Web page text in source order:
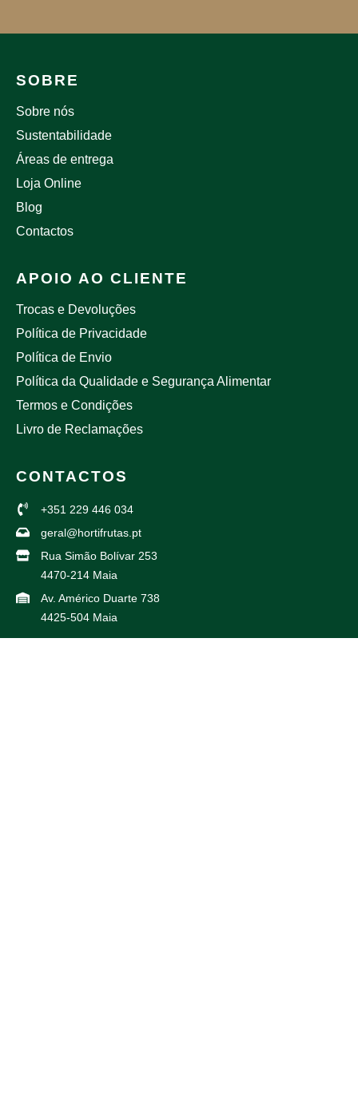
SOBRE
Sobre nós
Sustentabilidade
Áreas de entrega
Loja Online
Blog
Contactos
APOIO AO CLIENTE
Trocas e Devoluções
Política de Privacidade
Política de Envio
Política da Qualidade e Segurança Alimentar
Termos e Condições
Livro de Reclamações
CONTACTOS
+351 229 446 034
geral@hortifrutas.pt
Rua Simão Bolívar 253
4470-214 Maia
Av. Américo Duarte 738
4425-504 Maia